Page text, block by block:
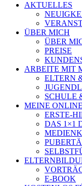
AKTUELLES
ÜBER MICH
ÜBER
PREISE
ARBEITE MIT
ELTERN
SCHULE
MEINE
ERSTE-
DAS 1×1
E-BOOK